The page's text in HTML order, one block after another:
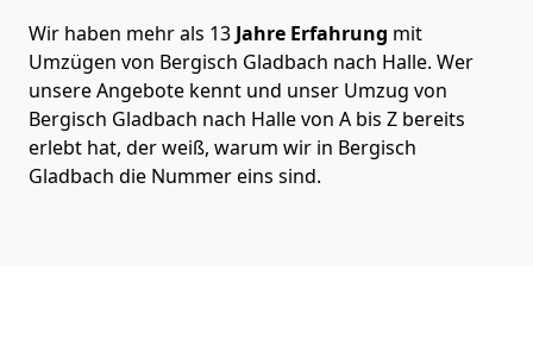
Wir haben mehr als 13 Jahre Erfahrung mit
Umzügen von Bergisch Gladbach nach Halle. Wer
unsere Angebote kennt und unser Umzug von
Bergisch Gladbach nach Halle von A bis Z bereits
erlebt hat, der weiß, warum wir in Bergisch
Gladbach die Nummer eins sind.